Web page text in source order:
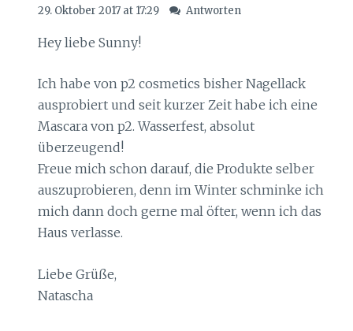
29. Oktober 2017 at 17:29 Antworten
Hey liebe Sunny!
Ich habe von p2 cosmetics bisher Nagellack
ausprobiert und seit kurzer Zeit habe ich eine
Mascara von p2. Wasserfest, absolut
überzeugend!
Freue mich schon darauf, die Produkte selber
auszuprobieren, denn im Winter schminke ich
mich dann doch gerne mal öfter, wenn ich das
Haus verlasse.
Liebe Grüße,
Natascha